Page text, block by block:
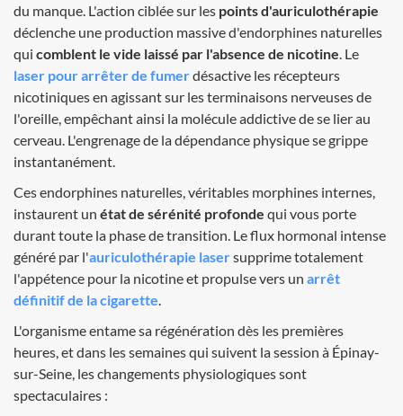
du manque. L'action ciblée sur les points d'auriculothérapie
déclenche une production massive d'endorphines naturelles
qui comblent le vide laissé par l'absence de nicotine. Le
laser pour arrêter de fumerdésactive les récepteurs
nicotiniques en agissant sur les terminaisons nerveuses de
l'oreille, empêchant ainsi la molécule addictive de se lier au
cerveau. L'engrenage de la dépendance physique se grippe
instantanément.
Ces endorphines naturelles, véritables morphines internes,
instaurent un état de sérénité profonde qui vous porte
durant toute la phase de transition. Le flux hormonal intense
généré par l'auriculothérapie lasersupprime totalement
l'appétence pour la nicotine et propulse vers un arrêt
définitif de la cigarette.
L'organisme entame sa régénération dès les premières
heures, et dans les semaines qui suivent la session à Épinay-
sur-Seine, les changements physiologiques sont
spectaculaires :